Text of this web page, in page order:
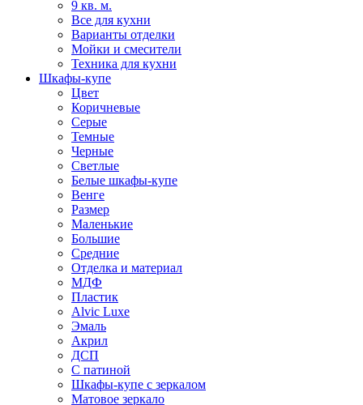
9 кв. м.
Все для кухни
Варианты отделки
Мойки и смесители
Техника для кухни
Шкафы-купе
Цвет
Коричневые
Серые
Темные
Черные
Светлые
Белые шкафы-купе
Венге
Размер
Маленькие
Большие
Средние
Отделка и материал
МДФ
Пластик
Alvic Luxe
Эмаль
Акрил
ДСП
С патиной
Шкафы-купе с зеркалом
Матовое зеркало